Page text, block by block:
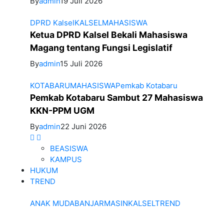
DPRD KalselKALSELMAHASISWA
Ketua DPRD Kalsel Bekali Mahasiswa
Magang tentang Fungsi Legislatif
Byadmin15 Juli 2026
KOTABARUMAHASISWAPemkab Kotabaru
Pemkab Kotabaru Sambut 27 Mahasiswa
KKN-PPM UGM
Byadmin22 Juni 2026
BEASISWA
KAMPUS
HUKUM
TREND
ANAK MUDABANJARMASINKALSELTREND